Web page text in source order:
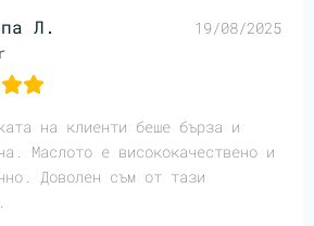
Л. 19/08/2025
на клиенти беше бърза и
Маслото е висококачествено и
Доволен съм от тази